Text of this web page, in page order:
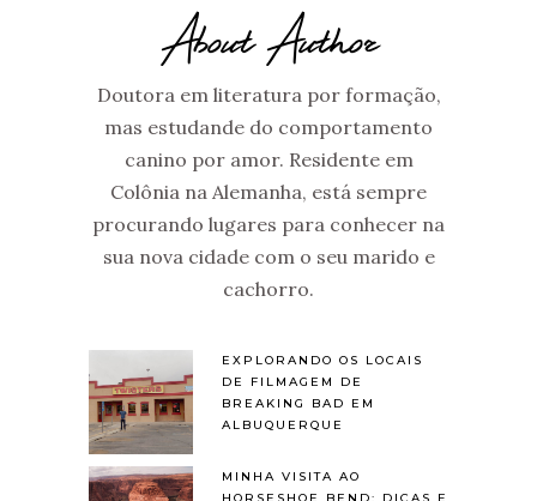
About Author
Doutora em literatura por formação,
mas estudande do comportamento
canino por amor. Residente em
Colônia na Alemanha, está sempre
procurando lugares para conhecer na
sua nova cidade com o seu marido e
cachorro.
EXPLORANDO OS LOCAIS
DE FILMAGEM DE
BREAKING BAD EM
ALBUQUERQUE
MINHA VISITA AO
HORSESHOE BEND: DICAS E